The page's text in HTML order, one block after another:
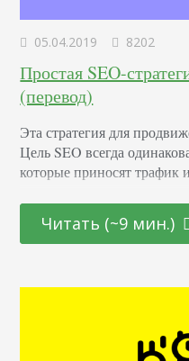
05.04.2019 8202
Простая SEO-
(перевод)
Эта стратегия для
Цель SEO всегда
которые приносят трафик
запрос "что такое
хороший, но "купить
более теплый трафик,
посредника, о котором я…
Читать (~9 мин.)